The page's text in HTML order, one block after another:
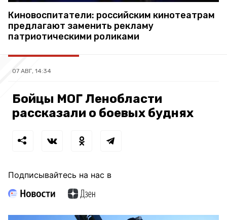
Киновоспитатели: российским кинотеатрам
предлагают заменить рекламу
патриотическими роликами
07 АВГ, 14:34
Бойцы МОГ Ленобласти
рассказали о боевых буднях
Подписывайтесь на нас в